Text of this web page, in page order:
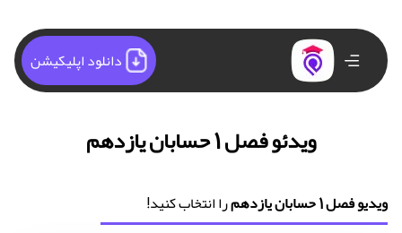
دانلود اپلیکیشن
ویدئو فصل 1 حسابان یازدهم
ویدیو فصل 1 حسابان یازدهم را انتخاب کنید!